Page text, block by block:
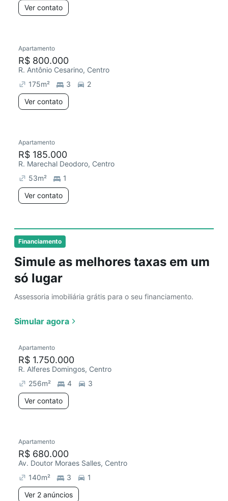
Financiamento
Simule as melhores taxas em um
só lugar
Assessoria imobiliária grátis para o seu financiamento.
Simular agora
Ver contato
Apartamento
R$ 800.000
R. Antônio Cesarino, Centro
175m² 3
2
Ver contato
Apartamento
R$ 185.000
R. Marechal Deodoro, Centro
53m²
1
Ver contato
Apartamento
R$ 1.750.000
R. Alferes Domingos, Centro
256m² 4
3
Ver contato
Apartamento
R$ 680.000
Av. Doutor Moraes Salles, Centro
140m² 3
1
Ver 2 anúncios